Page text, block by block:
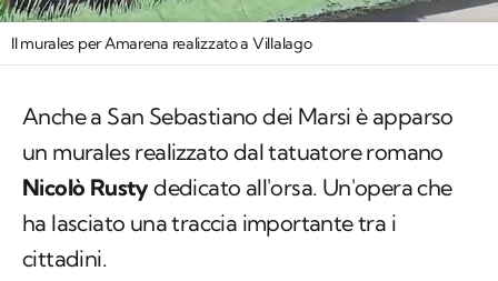
Il murales per Amarena realizzato a Villalago
Anche a San Sebastiano dei Marsi è apparso
un murales realizzato dal tatuatore romano
Nicolò Rustydedicato all'orsa. Un'opera che
ha lasciato una traccia importante tra i
cittadini.